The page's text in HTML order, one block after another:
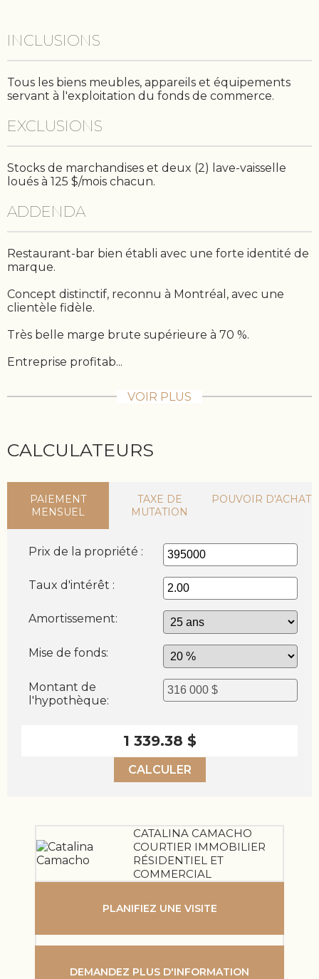
INCLUSIONS
Tous les biens meubles, appareils et équipements
servant à l'exploitation du fonds de commerce.
EXCLUSIONS
Stocks de marchandises et deux (2) lave-vaisselle
loués à 125 $/mois chacun.
ADDENDA
Restaurant-bar bien établi avec une forte identité de
marque.
Concept distinctif, reconnu à Montréal, avec une
clientèle fidèle.
Très belle marge brute supérieure à 70 %.
Entreprise profitab...
VOIR PLUS
CALCULATEURS
PAIEMENT
MENSUEL
TAXE DE
MUTATION
POUVOIR D'ACHAT
Prix de la propriété :
Taux d'intérêt :
Amortissement:
Mise de fonds:
Montant de
l'hypothèque:
1 339.38 $
CALCULER
CATALINA CAMACHO
COURTIER IMMOBILIER
RÉSIDENTIEL ET
COMMERCIAL
PLANIFIEZ UNE VISITE
DEMANDEZ PLUS D'INFORMATION